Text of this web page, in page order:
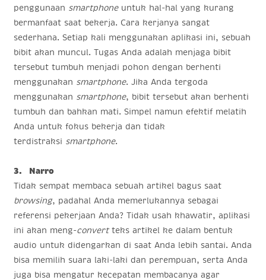
penggunaan smartphoneuntuk hal-hal yang kurang
bermanfaat saat bekerja. Cara kerjanya sangat
sederhana. Setiap kali menggunakan aplikasi ini, sebuah
bibit akan muncul. Tugas Anda adalah menjaga bibit
tersebut tumbuh menjadi pohon dengan berhenti
menggunakan smartphone. Jika Anda tergoda
menggunakan smartphone, bibit tersebut akan berhenti
tumbuh dan bahkan mati. Simpel namun efektif melatih
Anda untuk fokus bekerja dan tidak
terdistraksi smartphone.
3. Narro
Tidak sempat membaca sebuah artikel bagus saat
browsing, padahal Anda memerlukannya sebagai
referensi pekerjaan Anda? Tidak usah khawatir, aplikasi
ini akan meng-convertteks artikel ke dalam bentuk
audio untuk didengarkan di saat Anda lebih santai. Anda
bisa memilih suara laki-laki dan perempuan, serta Anda
juga bisa mengatur kecepatan membacanya agar